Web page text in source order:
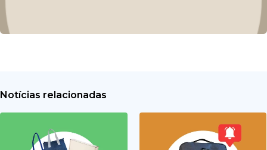
Notícias relacionadas